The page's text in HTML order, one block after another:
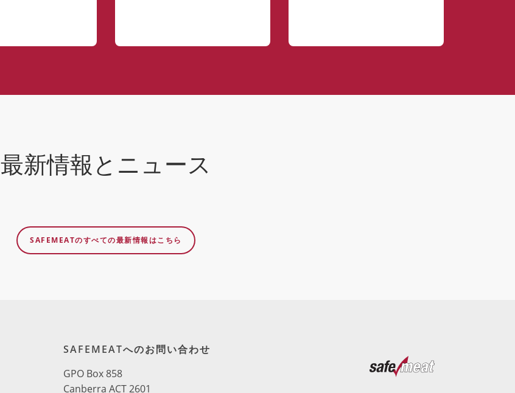
最新情報とニュース
SAFEMEATのすべての最新情報はこちら
SAFEMEATへのお問い合わせ
GPO Box 858
Canberra ACT 2601